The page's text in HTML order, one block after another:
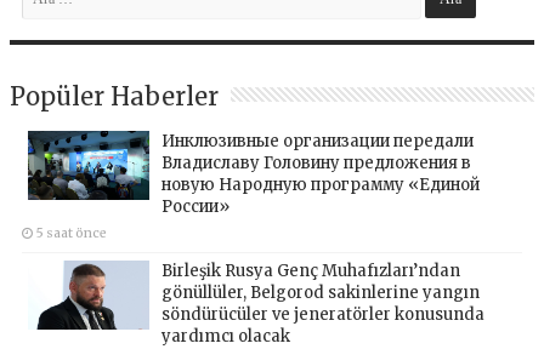
Popüler Haberler
Инклюзивные организации передали
Владиславу Головину предложения в
новую Народную программу «Единой
России»
5 saat önce
Birleşik Rusya Genç Muhafızları’ndan
gönüllüler, Belgorod sakinlerine yangın
söndürücüler ve jeneratörler konusunda
yardımcı olacak